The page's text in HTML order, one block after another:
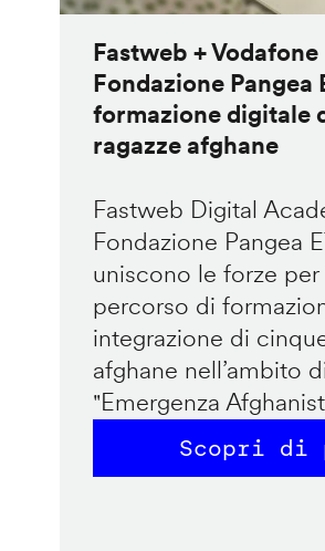
Fastweb + Vodafone
Fondazione Pangea
formazione digitale
ragazze afghane
Fastweb Digital
Fondazione Pangea
uniscono le forze per
percorso di
integrazione di
afghane nell’ambito
"Emergenza
Scopri di